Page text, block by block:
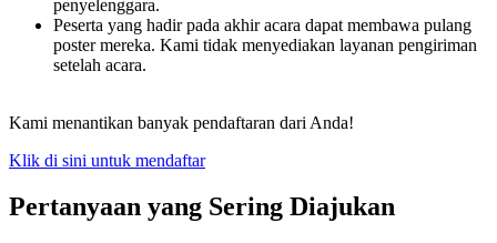
penyelenggara.
Peserta yang hadir pada akhir acara dapat membawa pulang
poster mereka. Kami tidak menyediakan layanan pengiriman
setelah acara.
Kami menantikan banyak pendaftaran dari Anda!
Klik di sini untuk mendaftar
Pertanyaan yang Sering Diajukan